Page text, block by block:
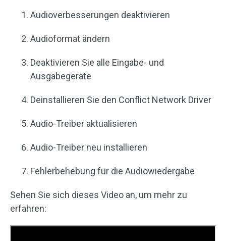
Audioverbesserungen deaktivieren
Audioformat ändern
Deaktivieren Sie alle Eingabe- und
Ausgabegeräte
Deinstallieren Sie den Conflict Network Driver
Audio-Treiber aktualisieren
Audio-Treiber neu installieren
Fehlerbehebung für die Audiowiedergabe
Sehen Sie sich dieses Video an, um mehr zu
erfahren: